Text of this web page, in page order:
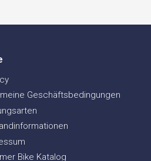
Geschäftsbedingungen
Bike Katalog